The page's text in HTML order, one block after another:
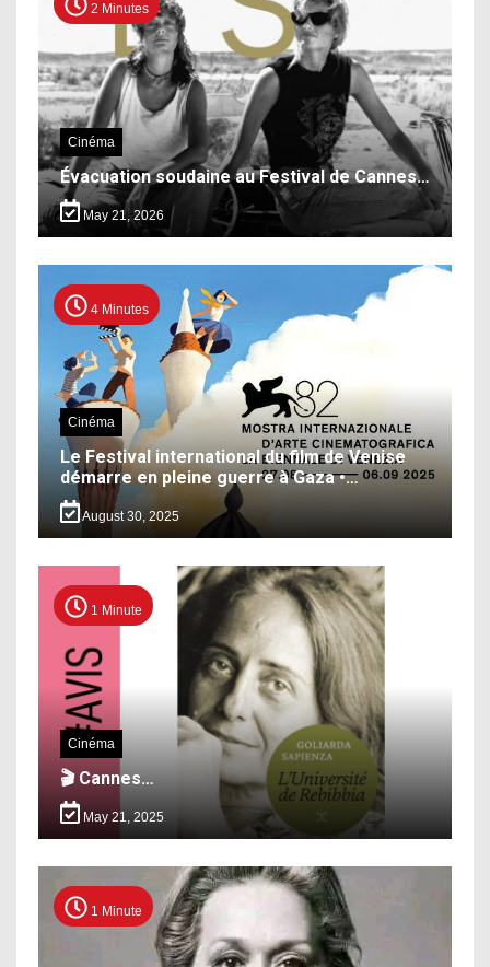
2 Minutes
Cinéma
Évacuation soudaine au Festival de Cannes…
May 21, 2026
4 Minutes
Cinéma
Le Festival international du film de Venise
démarre en pleine guerre à Gaza •…
August 30, 2025
1 Minute
Cinéma
🎬 Cannes…
May 21, 2025
1 Minute